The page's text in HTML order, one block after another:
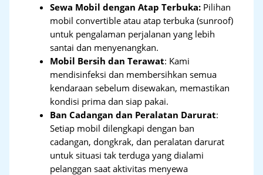
Sewa Mobil dengan Atap Terbuka: Pilihan
mobil convertible atau atap terbuka (sunroof)
untuk pengalaman perjalanan yang lebih
santai dan menyenangkan.
Mobil Bersih dan Terawat: Kami
mendisinfeksi dan membersihkan semua
kendaraan sebelum disewakan, memastikan
kondisi prima dan siap pakai.
Ban Cadangan dan Peralatan Darurat:
Setiap mobil dilengkapi dengan ban
cadangan, dongkrak, dan peralatan darurat
untuk situasi tak terduga yang dialami
pelanggan saat aktivitas menyewa